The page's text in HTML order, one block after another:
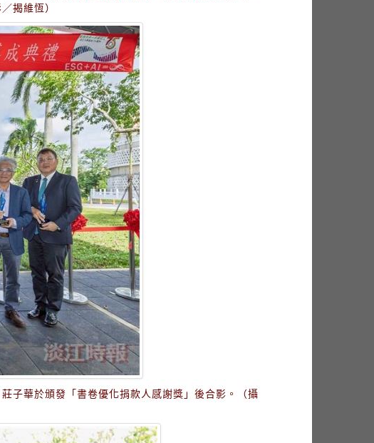
揭維恆）
子華於頒發「書卷優化捐款人感謝獎」後合影。（攝